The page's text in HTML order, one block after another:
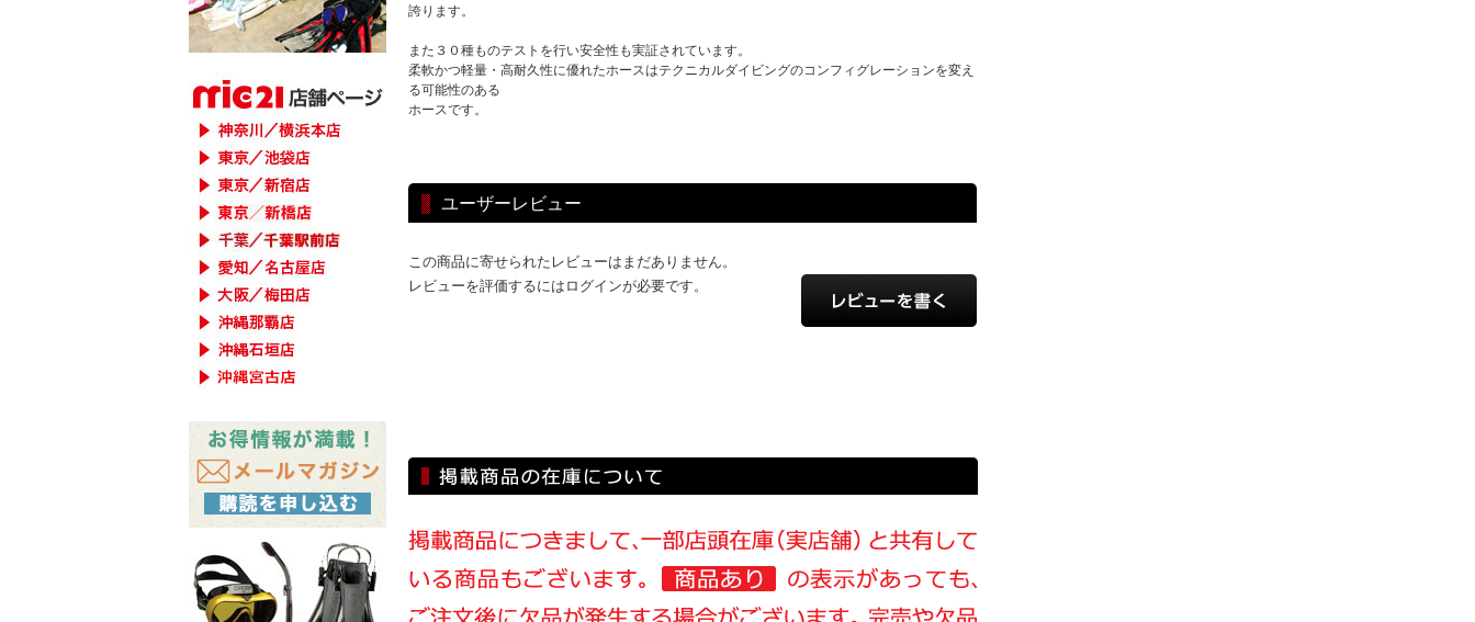
誇ります。
また３０種ものテストを行い安全性も実証されています。
柔軟かつ軽量・高耐久性に優れたホースはテクニカルダイビングのコンフィグレーションを変え
る可能性のある
ホースです。
ユーザーレビュー
この商品に寄せられたレビューはまだありません。
レビューを評価するにはログインが必要です。